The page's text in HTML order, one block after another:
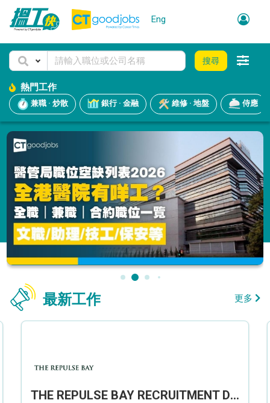
Eng
搜尋
熱門工作
兼職 · 炒散 銀行 · 金融 維修 · 地盤 侍應
最新工作 更多
THE REPULSE BAY RECRUITMENT DAY 淺水灣影灣園人才招聘會